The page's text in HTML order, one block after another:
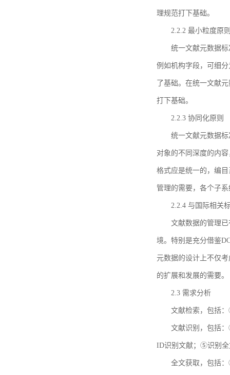
理规范打下基础。
2.2.2 最小粒度原
统一文献元数据
例如机构字段，可细
了基础。在统一文献
打下基础。
2.2.3 协同化原则
统一文献元数据
对象的不同深度的内
格式应是统一的，编
管理的需要，各个子
2.2.4 与国际相关
文献数据的管理
境。特别是充分借鉴
元数据的设计上不仅
的扩展和发展的需要。
2.3 需求分析
文献检索，包括
文献识别，包括
ID识别文献；⑤识别全
全文获取，包括